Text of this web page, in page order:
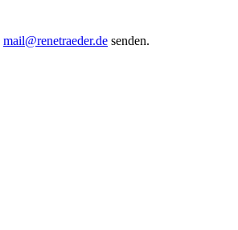
mail@renetraeder.de senden.